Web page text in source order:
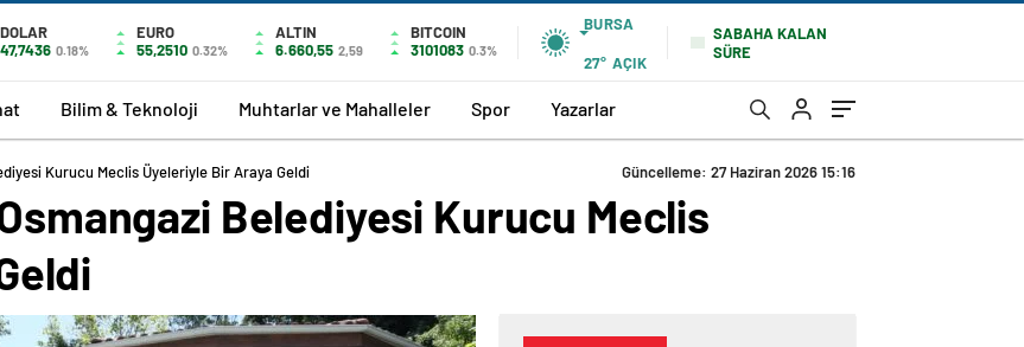
DOLAR
47,7436 0.18%
EURO
55,2510 0.32%
ALTIN
6.660,55 2,59
BITCOIN
3101083 0.3%
BURSA
27° AÇIK
SABAHA KALAN
SÜRE
Bilim & Teknoloji Muhtarlar ve Mahalleler Spor Yazarlar
Kurucu Meclis Üyeleriyle Bir Araya Geldi Güncelleme: 27 Haziran 2026 15:16
Belediyesi Kurucu Meclis